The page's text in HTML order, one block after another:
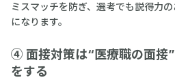
ミスマッチを防ぎ、選考でも説得力
になります。
④ 面接対策は“医療職の面接
をする